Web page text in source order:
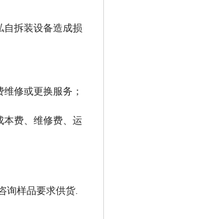
自拆装设备造成损
修或更换服务；
本费、维修费、运
询样品要求供货.